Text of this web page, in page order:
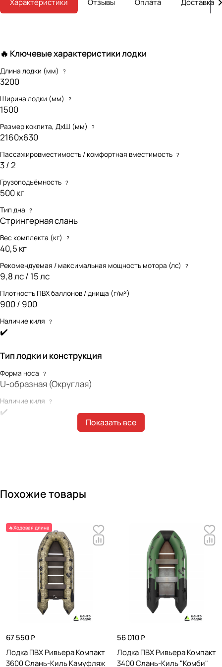
Характеристики Отзывы Оплата Доставка
🔥 Ключевые характеристики лодки
Длина лодки (мм) ?
3200
Ширина лодки (мм) ?
1500
Размер кокпита, ДхШ (мм) ?
2160х630
Пассажировместимость / комфортная вместимость ?
3 / 2
Грузоподъёмность ?
500 кг
Тип дна ?
Стрингерная слань
Вес комплекта (кг) ?
40,5 кг
Рекомендуемая / максимальная мощность мотора (лс) ?
9,8 лс / 15 лс
Плотность ПВХ баллонов / днища (г/м²)
900 / 900
Наличие киля ?
✔️
Тип лодки и конструкция
Форма носа ?
U-образная (Округлая)
Наличие киля ?
✔️
Габариты лодки
Ширина лодки (мм)
Длина кокпита (мм) ?
Ширина кокпита (мм)
?
Вес и нагрузка
Показать все
Похожие товары
🔥Ходовая длина
67 550 ₽
Лодка ПВХ Ривьера Компакт
3600 Слань-Киль Камуфляж
56 010 ₽
Лодка ПВХ Ривьера Компакт
3400 Слань-Киль "Комби"